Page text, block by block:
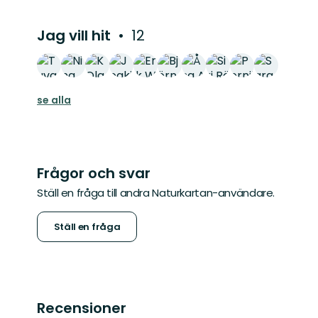
Jag vill hit 12
se alla
Frågor och svar
Ställ en fråga till andra Naturkartan-användare.
Ställ en fråga
Recensioner